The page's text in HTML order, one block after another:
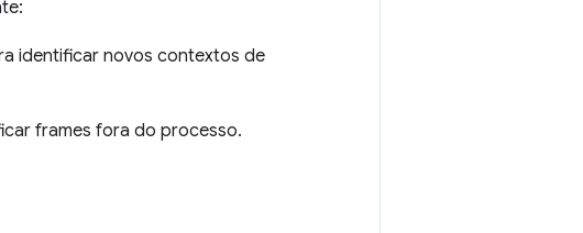
identificar novos contextos de
frames fora do processo.